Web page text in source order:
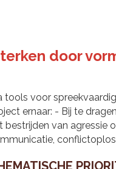
door
tools voor
ernaar: - Bij te
bestrijden van agressie